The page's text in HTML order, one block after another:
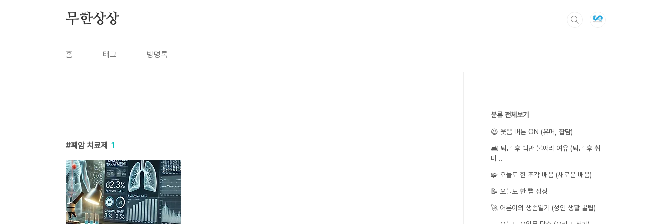
무한상상
홈 태그 방명록
폐암 치료제 1
분류 전체보기
😆 웃음 버튼 ON (유머, 잡담)
🛋️ 퇴근 후 백만 불짜리 여유 (퇴근 후 취
미 ..
🧩 오늘도 한 조각 배움 (새로운 배움)
📝 오늘도 한 뼘 성장
🚀 어른이의 생존일기 (성인 생활 꿀팁)